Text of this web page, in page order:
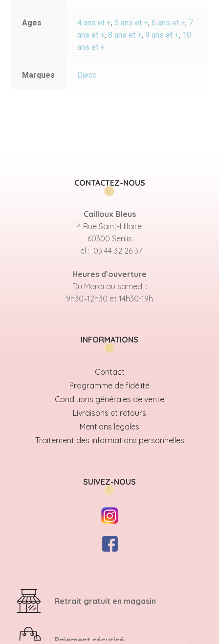
Ages 4 ans et +, 5 ans et +,6 ans et +, 7
ans et +,8 ans et +,9 ans et +, 10
ans et +
Marques Djeco
CONTACTEZ-NOUS
Cailloux Bleus
4 Rue Saint-Hilaire
60300 Senlis
Tél : 03 44 32 26 37
Heures d’ouverture
Du Mardi au samedi :
9h30–12h30 et 14h30-19h
INFORMATIONS
Contact
Programme de fidélité
Conditions générales de vente
Livraisons et retours
Mentions légales
Traitement des informations personnelles
SUIVEZ-NOUS
Retrait gratuit en magasin
Paiement sécurisé